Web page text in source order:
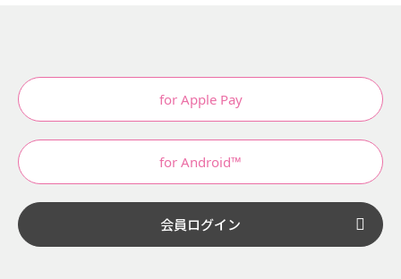
for Apple Pay
for Android™
会員ログイン